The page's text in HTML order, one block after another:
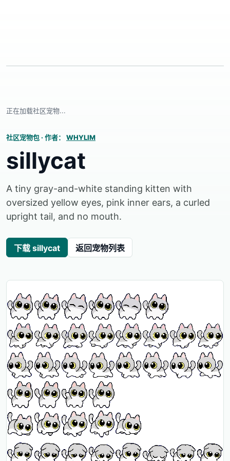
正在加载社区宠物...
社区宠物包 · 作者： WHYLIM
sillycat
A tiny gray-and-white standing kitten with
oversized yellow eyes, pink inner ears, a curled
upright tail, and no mouth.
下载 sillycat 返回宠物列表